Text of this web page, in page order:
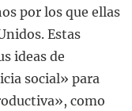
por los que ellas
Estas
ideas de
social» para
como